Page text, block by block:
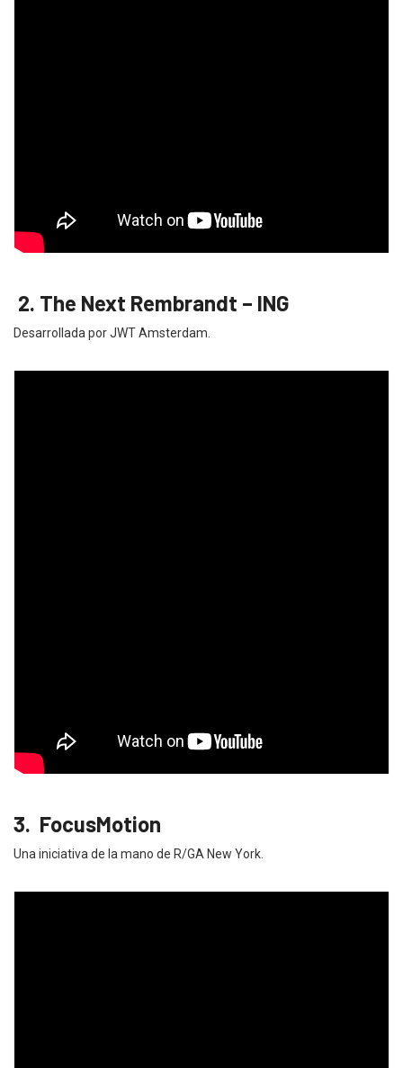
2. The Next Rembrandt – ING
Desarrollada por JWT Amsterdam.
3. FocusMotion
Una iniciativa de la mano de R/GA New York.